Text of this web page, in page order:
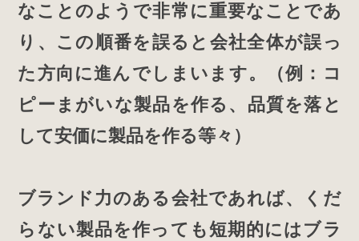
なことのようで非常に重要なことであ
り、この順番を誤ると会社全体が誤っ
た方向に進んでしまいます。（例：コ
ピーまがいな製品を作る、品質を落と
して安価に製品を作る等々）
ブランド力のある会社であれば、くだ
らない製品を作っても短期的にはブラ